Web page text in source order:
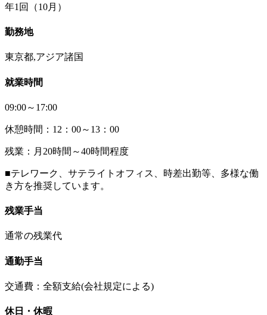
年1回（10月）
勤務地
東京都,アジア諸国
就業時間
09:00～17:00
休憩時間：12：00～13：00
残業：月20時間～40時間程度
■テレワーク、サテライトオフィス、時差出勤等、多様な働
き方を推奨しています。
残業手当
通常の残業代
通勤手当
交通費：全額支給(会社規定による)
休日・休暇